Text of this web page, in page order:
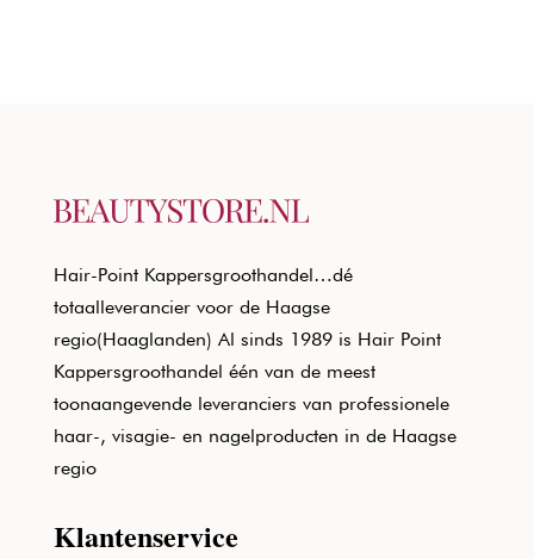
Hair-Point Kappersgroothandel…dé
totaalleverancier voor de Haagse
regio(Haaglanden) Al sinds 1989 is Hair Point
Kappersgroothandel één van de meest
toonaangevende leveranciers van professionele
haar-, visagie- en nagelproducten in de Haagse
regio
Klantenservice